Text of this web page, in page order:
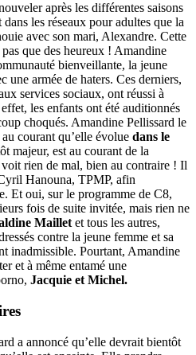
après les différentes saisons
les réseaux pour adultes que la
avec son mari, Alexandre. Cette
que des heureux ! Amandine
bienveillante, la jeune
une armée de haters. Ces derniers,
services sociaux, ont réussi à
les enfants ont été auditionnés
choqués. Amandine Pellissard le
courant qu’elle évolue dans le
majeur, est au courant de la
rien de mal, bien au contraire ! Il
Hanouna, TPMP, afin
Et oui, sur le programme de C8,
fois de suite invitée, mais rien ne
Maillet et tous les autres,
contre la jeune femme et sa
inadmissible. Pourtant, Amandine
et à même entamé une
Jacquie et Michel.
a annoncé qu’elle devrait bientôt